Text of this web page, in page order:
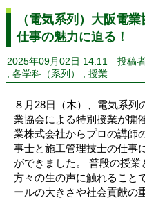
（電気系列）大阪電
仕事の魅力に迫る！
2025年09月02日 14:11 投稿
各学科（系列） 授業
８月28日（木）、電気系列
業協会による特別授業が開
業株式会社からプロの講師
事士と施工管理技士の仕事
ができました。 普段の授業
方々の生の声に触れること
ールの大きさや社会貢献の